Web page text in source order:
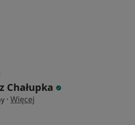
Chałupka
· Więcej